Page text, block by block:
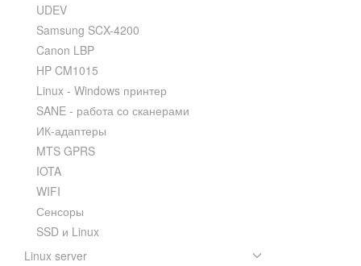
UDEV
Samsung SCX-4200
Canon LBP
HP CM1015
Linux - Windows принтер
SANE - работа со сканерами
ИК-адаптеры
MTS GPRS
IOTA
WIFI
Сенсоры
SSD и Linux
Linux server